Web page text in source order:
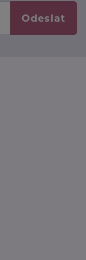
Odeslat